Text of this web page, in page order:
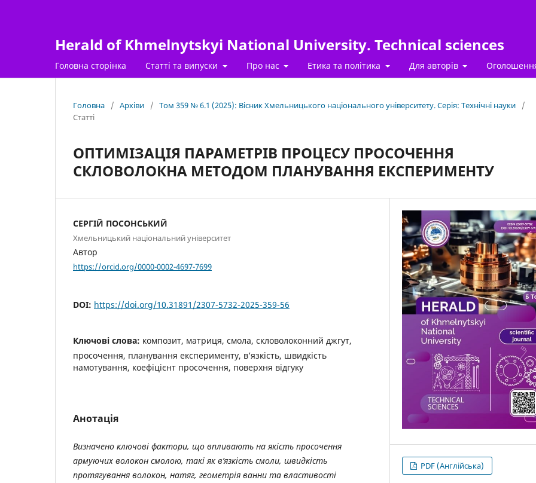
Herald of Khmelnytskyi National University. Technical sciences
Головна сторінка Статті та випуски Про нас Етика та політика Для авторів
Головна / Архіви / Том 359 № 6.1 (2025): Вісник Хмельницького національного університету. Серія: Технічні науки
/
Статті
ОПТИМІЗАЦІЯ ПАРАМЕТРІВ ПРОЦЕСУ ПРОСОЧЕННЯ
СКЛОВОЛОКНА МЕТОДОМ ПЛАНУВАННЯ ЕКСПЕРИМЕНТУ
СЕРГІЙ ПОСОНСЬКИЙ
Хмельницький національний університет
Автор
https://orcid.org/0000-0002-4697-7699
DOI: https://doi.org/10.31891/2307-5732-2025-359-56
Ключові слова: композит, матриця, смола, скловолоконний джгут,
просочення, планування експерименту, в’язкість, швидкість
намотування, коефіцієнт просочення, поверхня відгуку
Анотація
Визначено ключові фактори, що впливають на якість просочення
армуючих волокон смолою, такі як в’язкість смоли, швидкість
протягування волокон, натяг, геометрія ванни та властивості
PDF (Англійська)